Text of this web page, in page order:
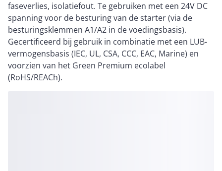
faseverlies, isolatiefout. Te gebruiken met een 24V DC
spanning voor de besturing van de starter (via de
besturingsklemmen A1/A2 in de voedingsbasis).
Gecertificeerd bij gebruik in combinatie met een LUB-
vermogensbasis (IEC, UL, CSA, CCC, EAC, Marine) en
voorzien van het Green Premium ecolabel
(RoHS/REACh).